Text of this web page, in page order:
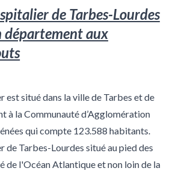
de Tarbes-Lourdes
département aux
est situé dans la ville de Tarbes et de
à la Communauté d’Agglomération
qui compte 123.588 habitants.
de Tarbes-Lourdes situé au pied des
de l'Océan Atlantique et non loin de la